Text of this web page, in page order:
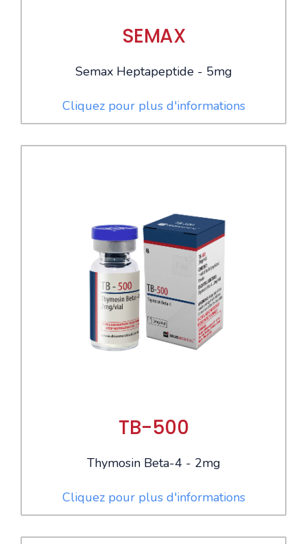
SEMAX
Semax Heptapeptide - 5mg
Cliquez pour plus d'informations
TB-500
Thymosin Beta-4 - 2mg
Cliquez pour plus d'informations